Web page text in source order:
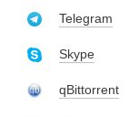
Telegram
Skype
qBittorrent